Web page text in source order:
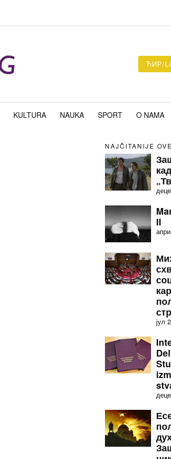
ЋИР/
KULTURA NAUKA SPORT O NAMA
NAJČITANIJE
II
јул